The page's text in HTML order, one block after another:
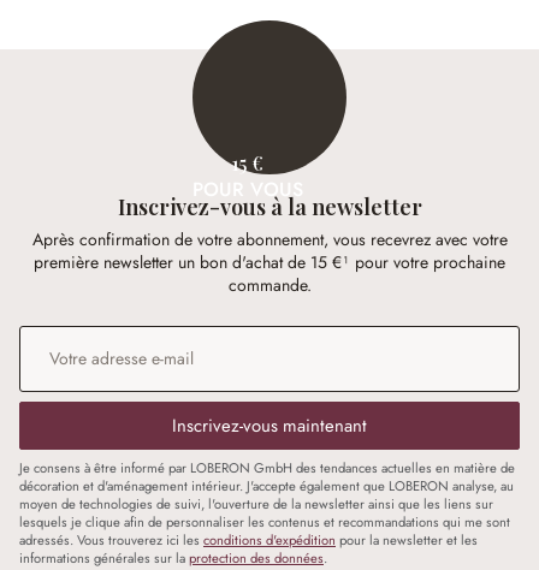
15 €
POUR VOUS
Inscrivez-vous à la newsletter
Après confirmation de votre abonnement, vous recevrez avec votre
première newsletter un bon d'achat de 15 €¹ pour votre prochaine
commande.
Adresse e-mail
Inscrivez-vous maintenant
Je consens à être informé par LOBERON GmbH des tendances actuelles en matière de
décoration et d'aménagement intérieur. J'accepte également que LOBERON analyse, au
moyen de technologies de suivi, l'ouverture de la newsletter ainsi que les liens sur
lesquels je clique afin de personnaliser les contenus et recommandations qui me sont
adressés. Vous trouverez ici les conditions d'expédition pour la newsletter et les
informations générales sur laprotection des données.